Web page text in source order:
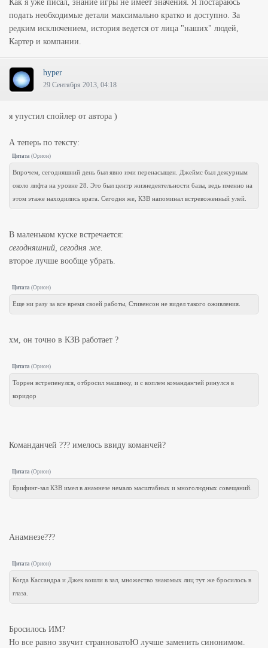
Как я уже писал, знание игры не имеет значения. Я постараюсь
подать необходимые детали максимально кратко и доступно. За
редким исключением, история ведется от лица "наших" людей,
Картер и компании.
hyper
29 Сентября 2013, 04:18
я упустил спойлер от автора )
А теперь по тексту:
Цитата (Орион)
Впрочем, сегодняшний день был явно ими перенасыщен. Джеймс был дежурным
около лифта на уровне 28. Это был центр жизнедеятельности базы, ведь именно на
этом этаже находились врата. Сегодня же, КЗВ напоминал встревоженный улей.
В маленьком куске встречается:
сегодняшний, cегодня же.
второе лучше вообще убрать.
Цитата (Орион)
Еще ни разу за все время своей работы, Стивенсон не видел такого оживления.
хм, он точно в КЗВ работает ?
Цитата (Орион)
Торрен встрепенулся, отбросил машинку, и с воплем команданчей ринулся в
коридор
Команданчей ??? имелось ввиду команчей?
Цитата (Орион)
Брифинг-зал КЗВ имел в анамнезе немало масштабных и многолюдных совещаний.
Анамнезе???
Цитата (Орион)
Когда Кассандра и Джек вошли в зал, множество знакомых лиц тут же бросилось в
глаза.
Бросилось ИМ?
Но все равно звучит странноватоЮ лучше заменить синонимом.